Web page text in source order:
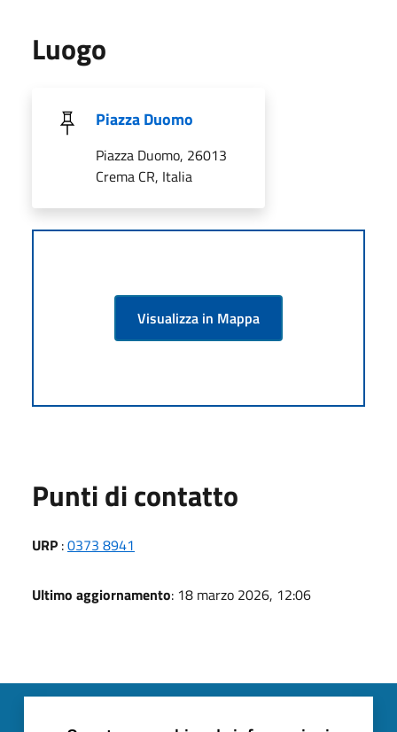
Luogo
Piazza Duomo
Piazza Duomo, 26013
Crema CR, Italia
Visualizza in Mappa
Punti di contatto
URP :0373 8941
Ultimo aggiornamento: 18 marzo 2026, 12:06